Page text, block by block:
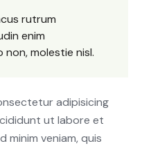
rutrum
enim
molestie nisl.
adipisicing
ut labore et
minim veniam, quis